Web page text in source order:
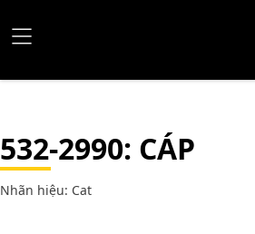
532-2990: CÁP
Nhãn hiệu: Cat